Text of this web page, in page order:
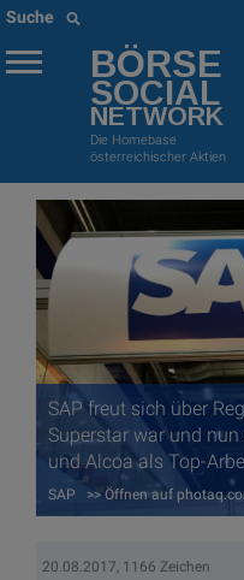
Suche
BÖRSE
SOCIAL
NETWORK
Die Homebase
österreichischer Aktien
SAP freut sich über
Superstar war und
und Alcoa als Top-
SAP >> Öffnen auf
20.08.2017, 1166 Zeichen